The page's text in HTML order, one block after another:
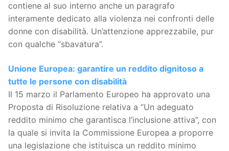
contiene al suo interno anche un paragrafo
interamente dedicato alla violenza nei confronti delle
donne con disabilità. Un’attenzione apprezzabile, pur
con qualche “sbavatura”.
Unione Europea: garantire un reddito dignitoso a
tutte le persone con disabilità
Il 15 marzo il Parlamento Europeo ha approvato una
Proposta di Risoluzione relativa a “Un adeguato
reddito minimo che garantisca l’inclusione attiva”, con
la quale si invita la Commissione Europea a proporre
una legislazione che istituisca un reddito minimo